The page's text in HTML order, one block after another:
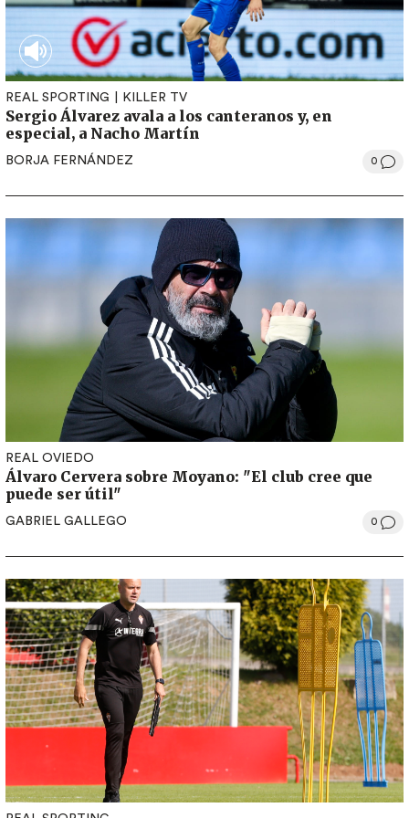
REAL SPORTING KILLER TV
Sergio Álvarez avala a los canteranos y, en
especial, a Nacho Martín
BORJA FERNÁNDEZ 0
REAL OVIEDO
Álvaro Cervera sobre Moyano: "El club cree que
puede ser útil"
GABRIEL GALLEGO 0